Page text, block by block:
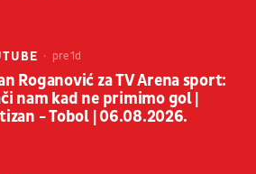
pre 1d
Roganović za TV Arena sport:
nam kad ne primimo gol |
- Tobol | 06.08.2026.